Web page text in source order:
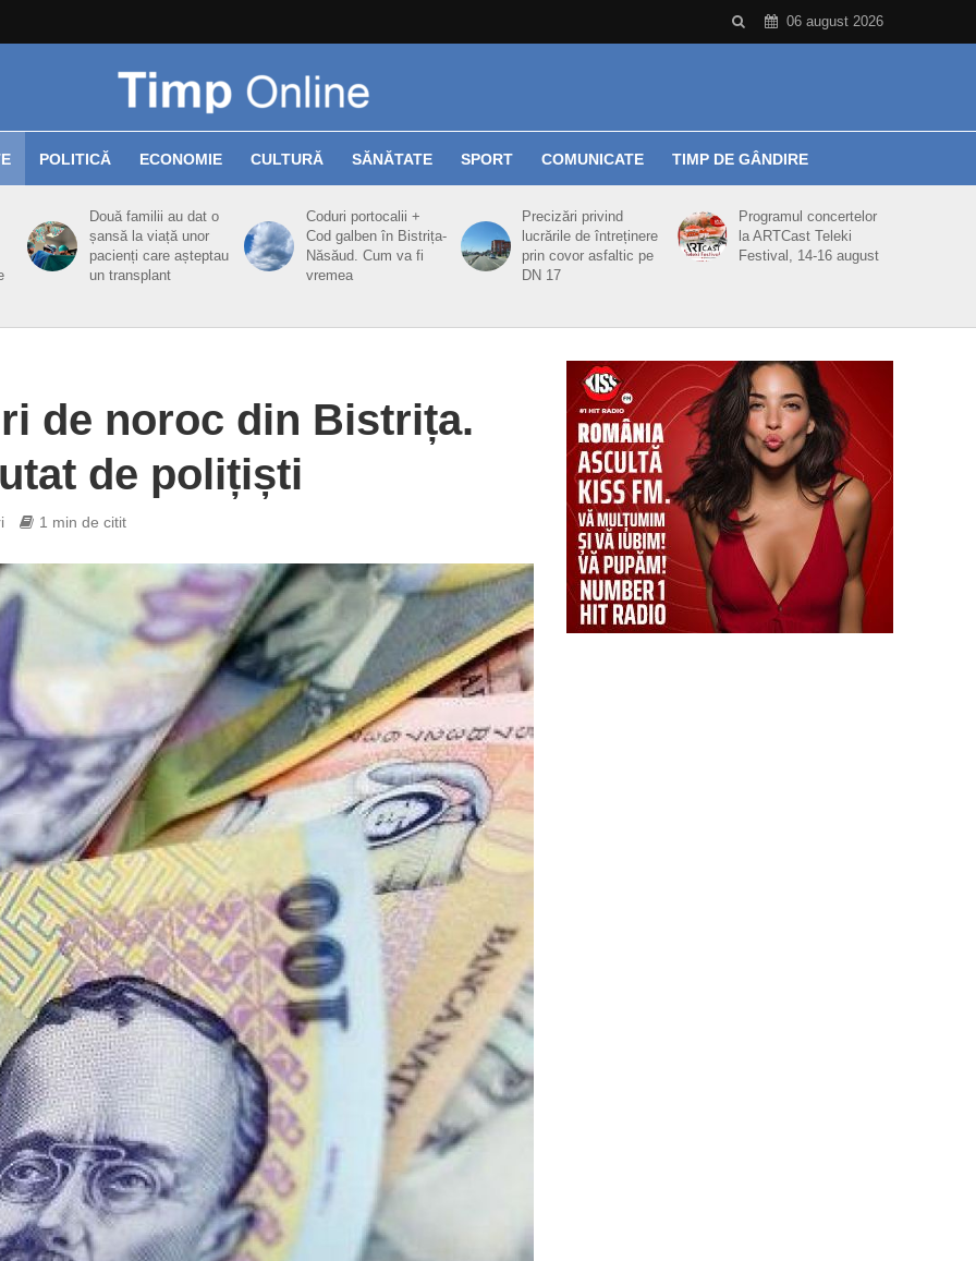
06 august 2026
POLITICĂ ECONOMIE CULTURĂ SĂNĂTATE SPORT COMUNICATE TIMP DE GÂNDIRE
Două familii au dat o
șansă la viață unor
pacienți care așteptau
un transplant
Coduri portocalii +
Cod galben în Bistrița-
Năsăud. Cum va fi
vremea
Precizări privind
lucrările de întreținere
prin covor asfaltic pe
DN 17
Programul concertelor
la ARTCast Teleki
Festival, 14-16 august
de noroc din Bistrița.
de polițiști
1 min de citit